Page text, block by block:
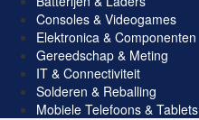
Consoles & Videogames
Elektronica & Componenten
Gereedschap & Meting
IT & Connectiviteit
Solderen & Reballing
Mobiele Telefoons & Tablets